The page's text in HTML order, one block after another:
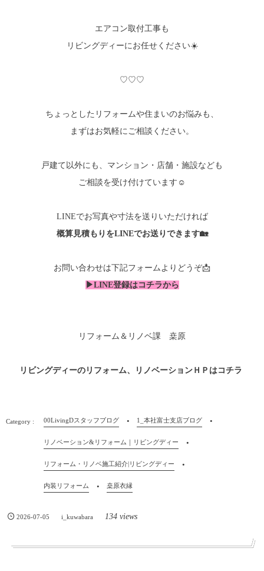
エアコン取付工事も
リビングディーにお任せください☀️
♡♡♡
ちょっとしたリフォームや住まいのお悩みも、
まずはお気軽にご相談ください。
戸建て以外にも、マンション・店舗・施設なども
ご相談を受け付けています☺
LINEでお写真や寸法を送りいただければ
概算見積もりをLINEでお送り できます🏡
お問い合わせは下記フォームよりどうぞ📩
▶LINE登録はコチラから
リフォーム＆リノベ課 桒原
リビングディーのリフォーム、リノベーションＨＰはコチラ
00LivingDスタッフブログ 1_本社富士支店ブログ
リノベーション&リフォーム｜リビングディー
リフォーム・リノベ施工紹介|リビングディー
内装リフォーム 桒原衣縁
2026-07-05 i_kuwabara 134 views